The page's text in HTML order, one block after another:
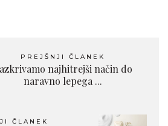
PREJŠNJI ČLANEK
najhitrejši način do
naravno lepega ...
ČLANEK